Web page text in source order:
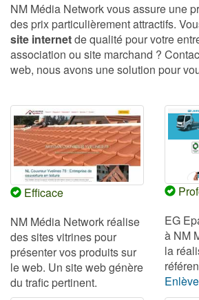
NM Média Network vous assure une
des prix particulièrement attractifs.
site internetde qualité pour votre
association ou site marchand ?
web, nous avons une solution pour
info
Efficace
NM Média Network réalise
des sites vitrines pour
présenter vos produits sur
le web. Un site web génère
du trafic pertinent.
EG
à NM
la